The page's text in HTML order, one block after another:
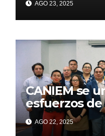
noviembre
AGO 23, 2025
CANIEM se
esfuerzos
Iztapalapa
grupos
AGO 22, 2025